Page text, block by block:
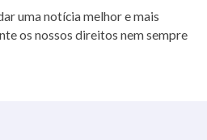
uma notícia melhor e mais
os nossos direitos nem sempre